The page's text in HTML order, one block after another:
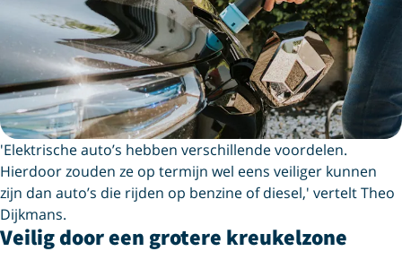
'Elektrische auto’s hebben verschillende voordelen.
Hierdoor zouden ze op termijn wel eens veiliger kunnen
zijn dan auto’s die rijden op benzine of diesel,' vertelt Theo
Dijkmans.
Veilig door een grotere kreukelzone